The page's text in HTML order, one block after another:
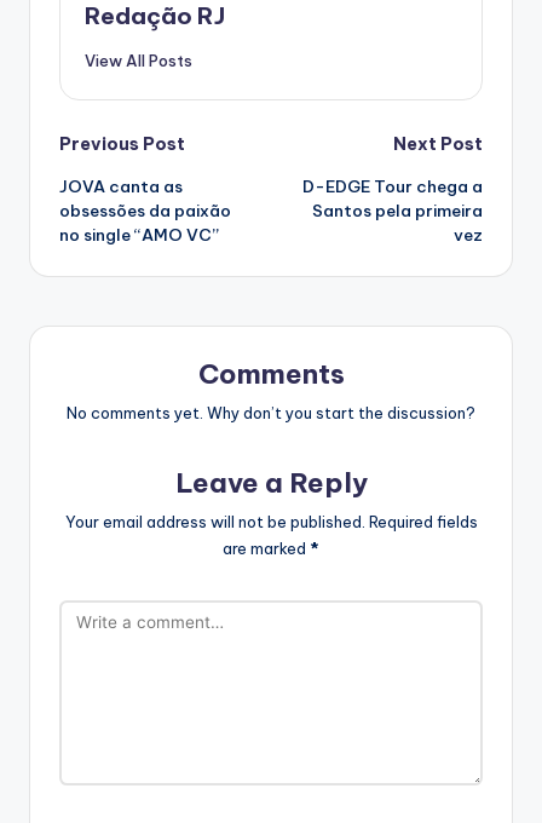
Redação RJ
View All Posts
Post
navigation
Previous Post
JOVA canta as
obsessões da paixão
no single “AMO VC”
Next Post
D-EDGE Tour chega a
Santos pela primeira
vez
Comments
No comments yet. Why don’t you start the discussion?
Leave a Reply
Your email address will not be published. Required fields
are marked *